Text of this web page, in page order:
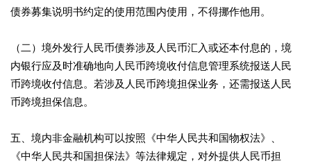
债券募集说明书约定的使用范围内使用，不得挪作他用。
（二）境外发行人民币债券涉及人民币汇入或还本付息的，境
内银行应及时准确地向人民币跨境收付信息管理系统报送人民
币跨境收付信息。若涉及人民币跨境担保业务，还需报送人民
币跨境担保信息。
五、境内非金融机构可以按照《中华人民共和国物权法》、
《中华人民共和国担保法》等法律规定，对外提供人民币担